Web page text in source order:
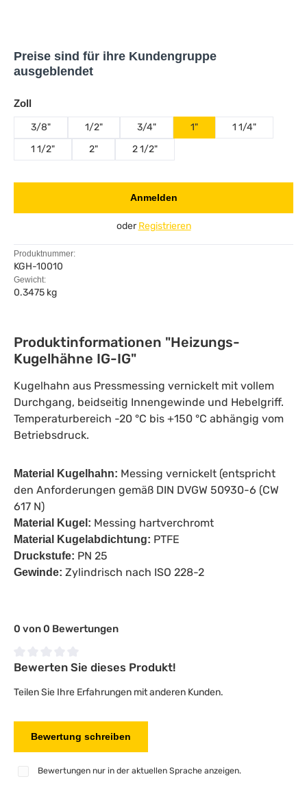
Preise sind für ihre Kundengruppe
ausgeblendet
Zoll
3/8" 1/2" 3/4" 1"
1 1/4"
1 1/2"
2" 2 1/2"
Anmelden
oderRegistrieren
Produktnummer:
KGH-10010
Gewicht:
0.3475 kg
Produktinformationen "Heizungs-
Kugelhähne IG-IG"
Kugelhahn aus Pressmessing vernickelt mit vollem
Durchgang, beidseitig Innengewinde und Hebelgriff.
Temperaturbereich -20 °C bis +150 °C abhängig vom
Betriebsdruck.
Material Kugelhahn: Messing vernickelt (entspricht
den Anforderungen gemäß DIN DVGW 50930-6 (CW
617 N)
Material Kugel: Messing hartverchromt
Material Kugelabdichtung: PTFE
Druckstufe: PN 25
Gewinde: Zylindrisch nach ISO 228-2
0 von 0 Bewertungen
Durchschnittliche Bewertung von 0 von 5 Sternen
Bewerten Sie dieses Produkt!
Teilen Sie Ihre Erfahrungen mit anderen Kunden.
Bewertung schreiben
Bewertungen nur in der aktuellen Sprache anzeigen.